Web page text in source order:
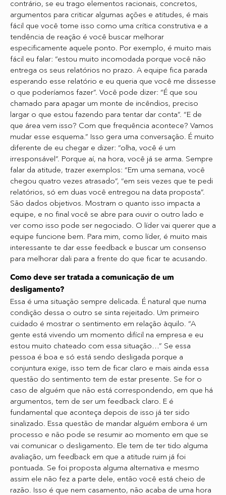
contrário, se eu trago elementos racionais, concretos,
argumentos para criticar algumas ações e atitudes, é mais
fácil que você tome isso como uma crítica construtiva e a
tendência de reação é você buscar melhorar
especificamente aquele ponto. Por exemplo, é muito mais
fácil eu falar: “estou muito incomodada porque você não
entrega os seus relatórios no prazo. A equipe fica parada
esperando esse relatório e eu queria que você me dissesse
o que poderíamos fazer”. Você pode dizer: “É que sou
chamado para apagar um monte de incêndios, preciso
largar o que estou fazendo para tentar dar conta”. “E de
que área vem isso? Com que frequência acontece? Vamos
mudar esse esquema.” Isso gera uma conversação. É muito
diferente de eu chegar e dizer: “olha, você é um
irresponsável”. Porque aí, na hora, você já se arma. Sempre
falar da atitude, trazer exemplos: “Em uma semana, você
chegou quatro vezes atrasado”, “em seis vezes que te pedi
relatórios, só em duas você entregou na data proposta”.
São dados objetivos. Mostram o quanto isso impacta a
equipe, e no final você se abre para ouvir o outro lado e
ver como isso pode ser negociado. O líder vai querer que a
equipe funcione bem. Para mim, como líder, é muito mais
interessante te dar esse feedback e buscar um consenso
para melhorar dali para a frente do que ficar te acusando.
Como deve ser tratada a comunicação de um
desligamento?
Essa é uma situação sempre delicada. É natural que numa
condição dessa o outro se sinta rejeitado. Um primeiro
cuidado é mostrar o sentimento em relação àquilo. “A
gente está vivendo um momento difícil na empresa e eu
estou muito chateado com essa situação…” Se essa
pessoa é boa e só está sendo desligada porque a
conjuntura exige, isso tem de ficar claro e mais ainda essa
questão do sentimento tem de estar presente. Se for o
caso de alguém que não está correspondendo, em que há
argumentos, tem de ser um feedback claro. E é
fundamental que aconteça depois de isso já ter sido
sinalizado. Essa questão de mandar alguém embora é um
processo e não pode se resumir ao momento em que se
vai comunicar o desligamento. Ele tem de ter tido alguma
avaliação, um feedback em que a atitude ruim já foi
pontuada. Se foi proposta alguma alternativa e mesmo
assim ele não fez a parte dele, então você está cheio de
razão. Isso é que nem casamento, não acaba de uma hora